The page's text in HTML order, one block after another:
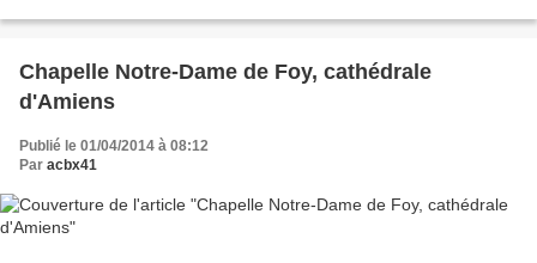
Chapelle Notre-Dame de Foy, cathédrale
d'Amiens
Publié le 01/04/2014 à 08:12
Par acbx41